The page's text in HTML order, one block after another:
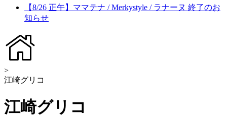
【8/26 正午】ママテナ / Merkystyle / ラナーヌ 終了のお
知らせ
>
江崎グリコ
江崎グリコ